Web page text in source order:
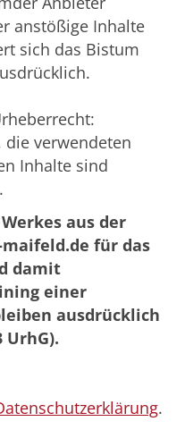
anstößige Inhalte
sich das Bistum
die verwendeten
Inhalte sind
aus der
für das
damit
einer
ausdrücklich
UrhG).
.